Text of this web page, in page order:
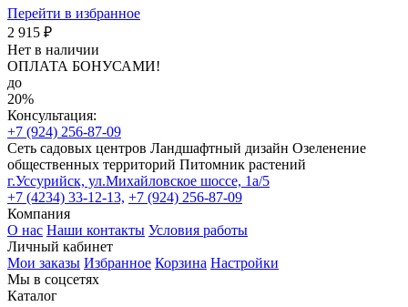
Перейти в избранное
2 915 ₽
Нет в наличии
ОПЛАТА БОНУСАМИ!
до
20%
Консультация:
+7 (924) 256-87-09
Сеть садовых центров Ландшафтный дизайн Озеленение
общественных территорий Питомник растений
г.Уссурийск, ул.Михайловское шоссе, 1а/5
+7 (4234) 33-12-13, +7 (924) 256-87-09
Компания
О нас Наши контакты Условия работы
Личный кабинет
Мои заказы Избранное Корзина Настройки
Мы в соцсетях
Каталог